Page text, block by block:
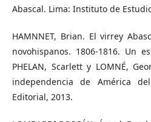
Abascal. Lima: Instituto de
HAMNNET, Brian. El virrey
novohispanos. 1806-1816. Un
PHELAN, Scarlett y LOMNÉ,
independencia de América
Editorial, 2013.